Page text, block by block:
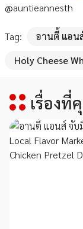
@auntieannesth
Tag: อานตี้ แอน
Holy Cheese
เรื่องที่